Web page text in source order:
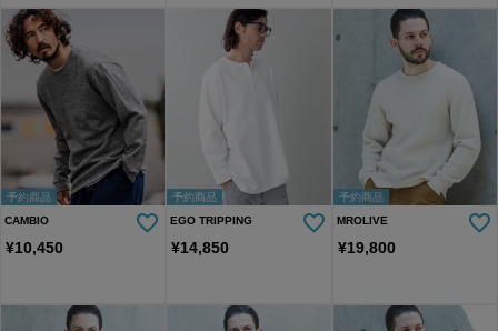
予約商品
CAMBIO
¥10,450
予約商品
EGO TRIPPING
¥14,850
予約商品
MROLIVE
¥19,800